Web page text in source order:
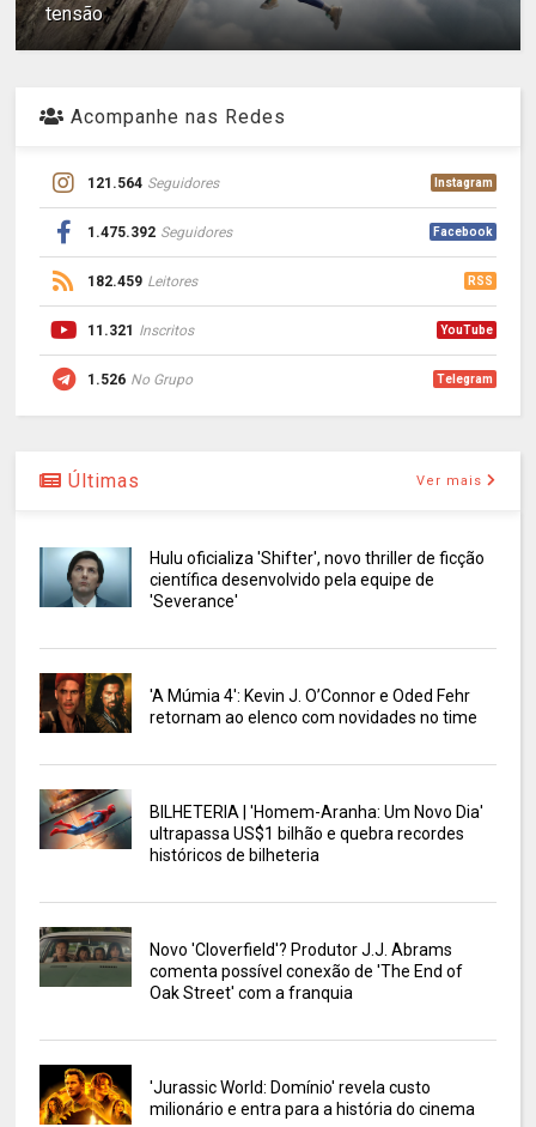
tensão
Acompanhe nas Redes
121.564 Seguidores Instagram
1.475.392 Seguidores Facebook
182.459 Leitores RSS
11.321 Inscritos YouTube
1.526 No Grupo Telegram
Últimas Ver mais
Hulu oficializa 'Shifter', novo thriller de ficção
científica desenvolvido pela equipe de
'Severance'
'A Múmia 4': Kevin J. O’Connor e Oded Fehr
retornam ao elenco com novidades no time
BILHETERIA | 'Homem-Aranha: Um Novo Dia'
ultrapassa US$1 bilhão e quebra recordes
históricos de bilheteria
Novo 'Cloverfield'? Produtor J.J. Abrams
comenta possível conexão de 'The End of
Oak Street' com a franquia
'Jurassic World: Domínio' revela custo
milionário e entra para a história do cinema